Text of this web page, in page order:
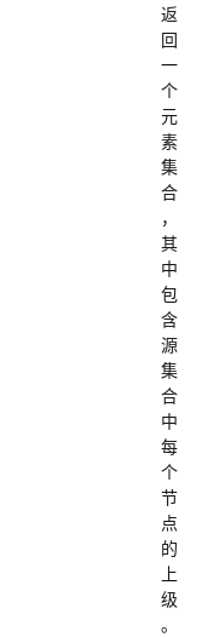
返
回
一
个
元
素
集
合
，
其
中
包
含
源
集
合
中
每
个
节
点
的
上
级
。